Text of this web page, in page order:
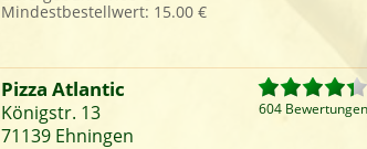
Pizza
Nudeln
Salat
Mindestbestellwert: 15.00 €
Pizza Atlantic
Königstr. 13
71139 Ehningen
604 Bewertungen